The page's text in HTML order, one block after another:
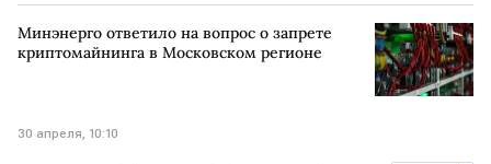
Бизнес РОССИЯ НАЛЬЧИК
Минэнерго ответило на вопрос о запрете
криптомайнинга в Московском регионе
30 апреля, 10:10